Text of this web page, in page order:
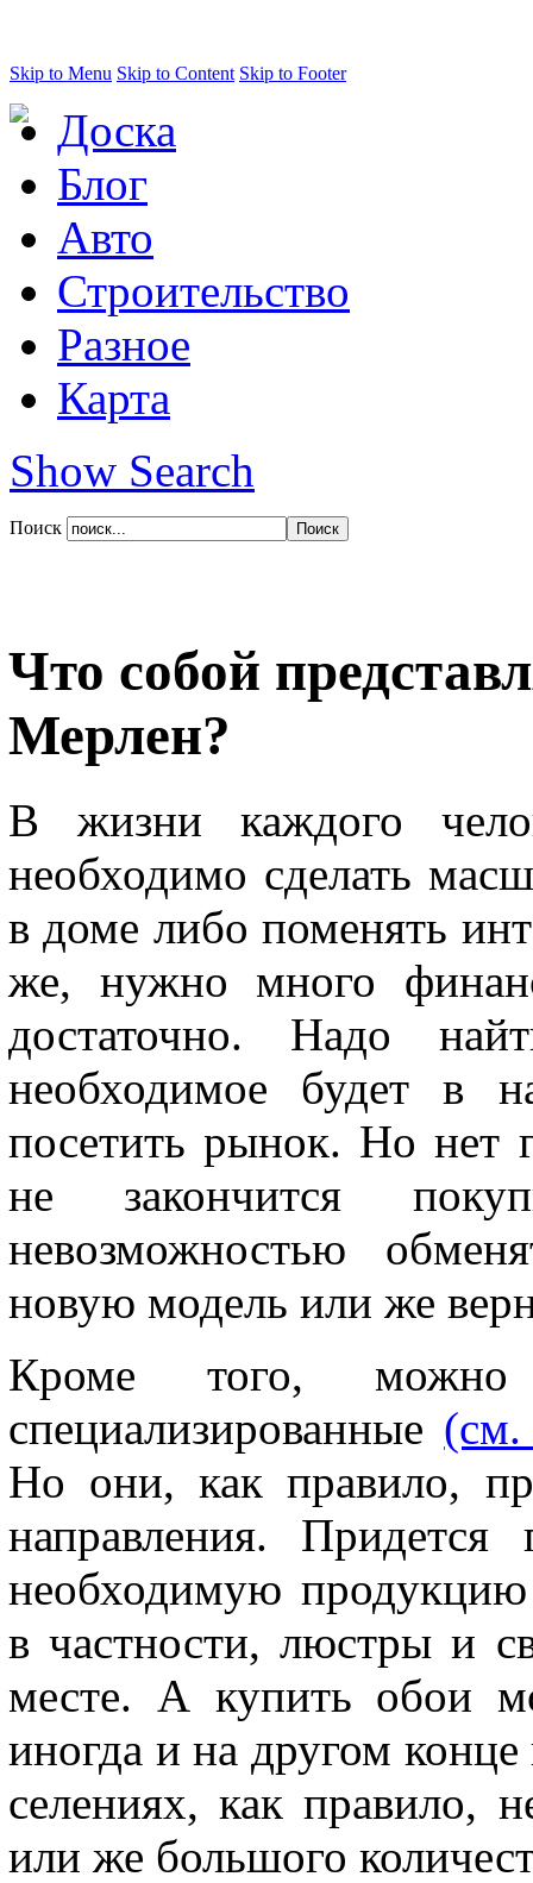
Skip to Menu Skip to Content Skip to Footer
Доска
Блог
Авто
Строительство
Разное
Карта
Show Search
Поиск
Что собой
Мерлен?
В жизни каждого
необходимо сделать
в доме либо поменять
же, нужно много
достаточно. Надо
необходимое будет в
посетить рынок. Но нет
не закончится
невозможностью
новую модель или же
Кроме того,
специализированные (см.
Но они, как правило,
направления.
необходимую
в частности, люстры и
месте. А купить обои
иногда и на другом
селениях, как правило,
или же большого